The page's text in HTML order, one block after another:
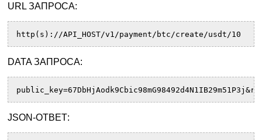
URL ЗАПРОСА:
http(s)://API_HOST/v1/payment/btc/create/usdt/10
DATA ЗАПРОСА:
JSON-ОТВЕТ: